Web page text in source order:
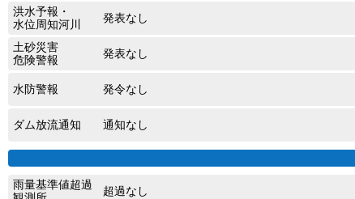
洪水予報・
水位周知河川
発表なし
土砂災害
危険警報
発表なし
水防警報 発令なし
ダム放流通知 通知なし
雨量基準値超過
超過なし